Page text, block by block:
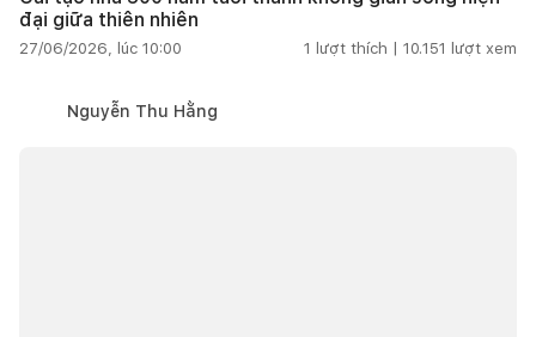
đại giữa thiên nhiên
27/06/2026, lúc 10:00 1 lượt thích | 10.151 lượt xem
Nguyễn Thu Hằng